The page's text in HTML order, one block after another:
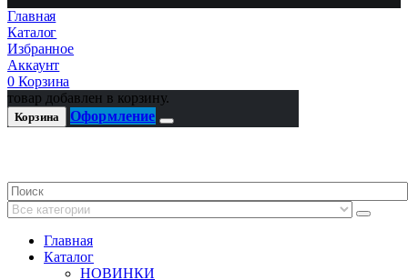
Главная
Каталог
Избранное
Аккаунт
0 Корзина
товар добавлен в корзину.
Корзина Оформление
Главная
Каталог
НОВИНКИ